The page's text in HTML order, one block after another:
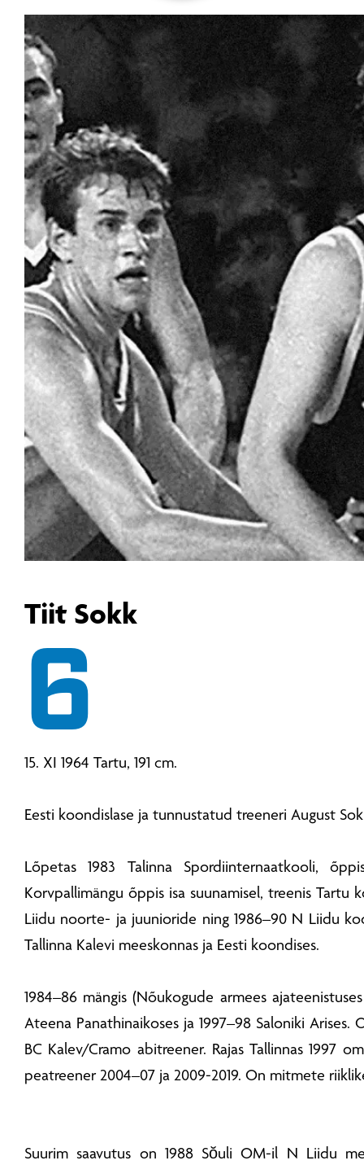
Tiit Sokk
6
15. XI 1964 Tartu, 191 cm.
Eesti koondislase ja tunnustatud treeneri August
Lõpetas 1983 Talinna Spordiinternaatkooli,
Korvpallimängu õppis isa suunamisel, treenis Tartu
Liidu noorte- ja juunioride ning 1986–90 N Liidu
Tallinna Kalevi meeskonnas ja Eesti koondises.
1984–86 mängis (Nõukogude armees
Ateena Panathinaikoses ja 1997–98 Saloniki
BC Kalev/Cramo abitreener. Rajas Tallinnas 1997
peatreener 2004–07 ja 2009-2019. On mitmete
Suurim saavutus on 1988 Sŏuli OM-il N Liidu